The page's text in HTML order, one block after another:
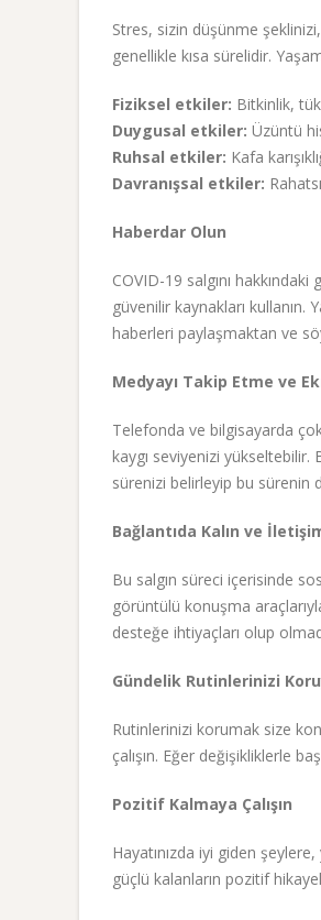
Stres, sizin düşünme şeklinizi,
genellikle kısa sürelidir.
Fiziksel etkiler: Bitkinlik,
Duygusal etkiler: Üzüntü
Ruhsal etkiler: Kafa
Davranışsal etkiler:
Haberdar Olun
COVID-19 salgını
güvenilir kaynakları
haberleri paylaşmaktan ve
Medyayı Takip Etme ve
Telefonda ve bilgisayarda
kaygı seviyenizi
sürenizi belirleyip bu sürenin
Bağlantıda Kalın ve
Bu salgın süreci içerisinde
görüntülü konuşma
desteğe ihtiyaçları olup
Gündelik Rutinlerinizi
Rutinlerinizi korumak size
çalışın. Eğer değişikliklerle
Pozitif Kalmaya Çalışın
Hayatınızda iyi giden
güçlü kalanların pozitif